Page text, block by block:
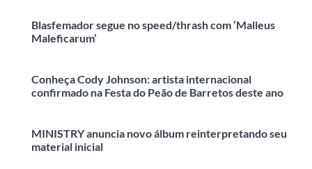
Blasfemador segue no speed/thrash com ‘Malleus
Maleficarum’
Conheça Cody Johnson: artista internacional
confirmado na Festa do Peão de Barretos deste ano
MINISTRY anuncia novo álbum reinterpretando seu
material inicial